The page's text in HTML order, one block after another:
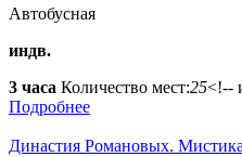
Автобусная
индв.
3 часа Количество мест:25<!--
Подробнее
Династия Романовых.